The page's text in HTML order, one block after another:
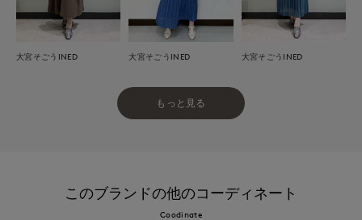
大宮そごうINED 大宮そごうINED 大宮そごうINED
もっと見る
このブランドの他のコーディネート
Coodinate